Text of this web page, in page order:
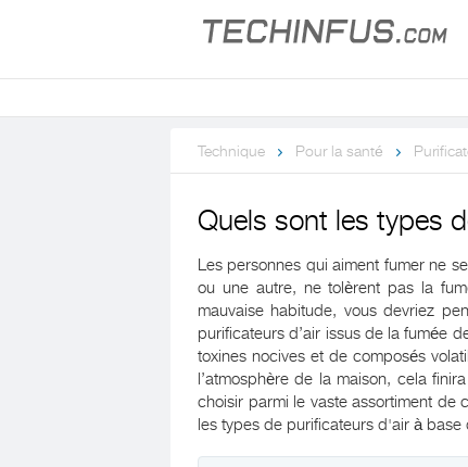
Technique Pour la santé
Quels sont les types
Les personnes qui aiment fumer ne
ou une autre, ne tolèrent pas la
mauvaise habitude, vous devriez
purificateurs d’air issus de la fumée
toxines nocives et de composés
l’atmosphère de la maison, cela
choisir parmi le vaste assortiment de
les types de purificateurs d'air à base